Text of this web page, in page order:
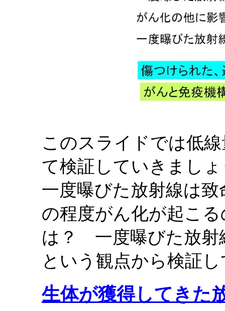
このスライドでは低
て検証していきまし
一度曝びた放射線は
の程度がん化が起こ
は？ 一度曝びた放射
という観点から検証
生体が獲得してきた